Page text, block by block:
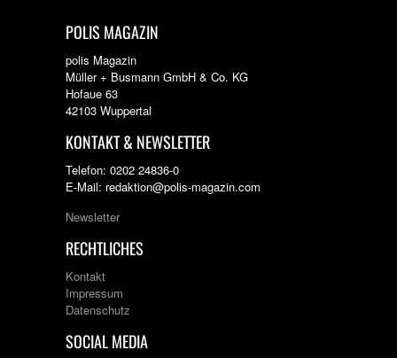
POLIS MAGAZIN
polis Magazin
Müller + Busmann GmbH & Co. KG
Hofaue 63
42103 Wuppertal
KONTAKT & NEWSLETTER
Telefon: 0202 24836-0
E-Mail: redaktion@polis-magazin.com
Newsletter
RECHTLICHES
Kontakt
Impressum
Datenschutz
SOCIAL MEDIA